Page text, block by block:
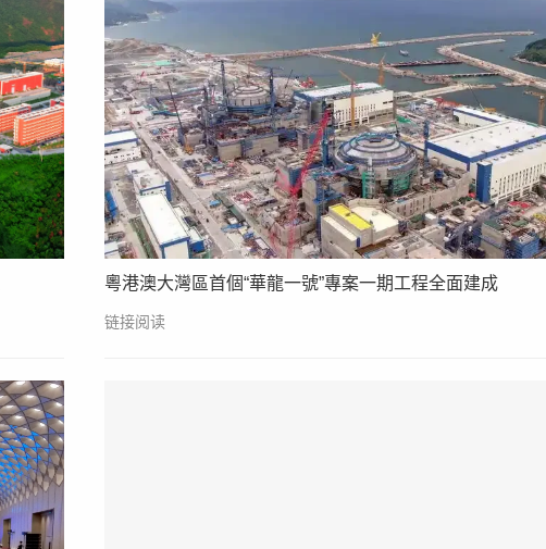
粵港澳大灣區首個“華龍一號”專案一期工程全面建成
链接阅读